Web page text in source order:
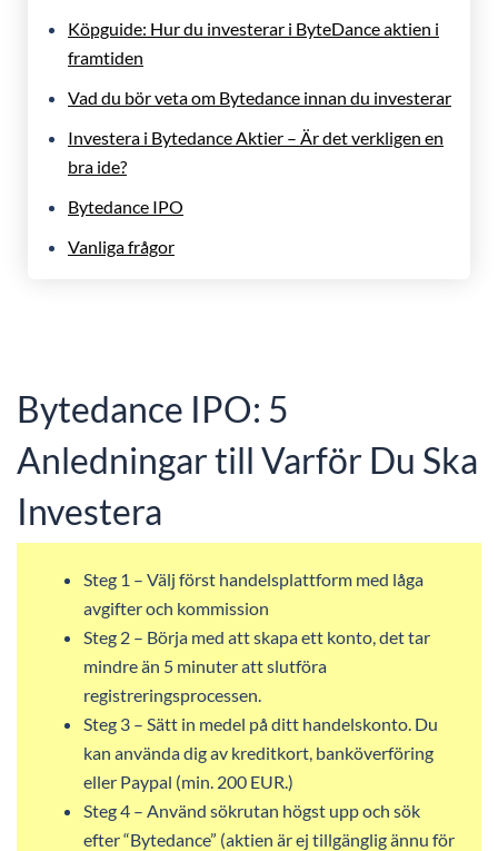
Köpguide: Hur du investerar i ByteDance aktien i
framtiden
Vad du bör veta om Bytedance innan du investerar
Investera i Bytedance Aktier – Är det verkligen en
bra ide?
Bytedance IPO
Vanliga frågor
Bytedance IPO: 5
Anledningar till Varför Du Ska
Investera
Steg 1 – Välj först handelsplattform med låga
avgifter och kommission
Steg 2 – Börja med att skapa ett konto, det tar
mindre än 5 minuter att slutföra
registreringsprocessen.
Steg 3 – Sätt in medel på ditt handelskonto. Du
kan använda dig av kreditkort, banköverföring
eller Paypal (min. 200 EUR.)
Steg 4 – Använd sökrutan högst upp och sök
efter “Bytedance” (aktien är ej tillgänglig ännu för